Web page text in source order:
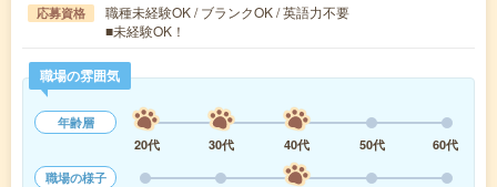
応募資格
職種未経験OK / ブランクOK / 英語力不要
■未経験OK！
職場の雰囲気
年齢層
20代
30代 40代 50代
60代
職場の様子